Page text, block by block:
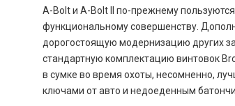
A-Bolt и A-Bolt II по-прежнему
функциональному совершенству.
дорогостоящую модернизацию других
стандартную комплектацию винтовок
в сумке во время охоты, несомненно,
ключами от авто и недоеденным